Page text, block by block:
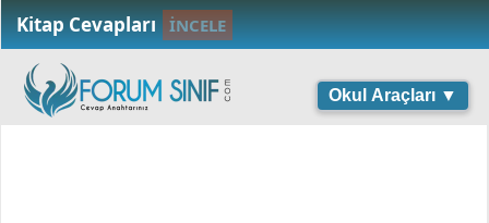
Kitap Cevapları İNCELE
Okul Araçları ▼